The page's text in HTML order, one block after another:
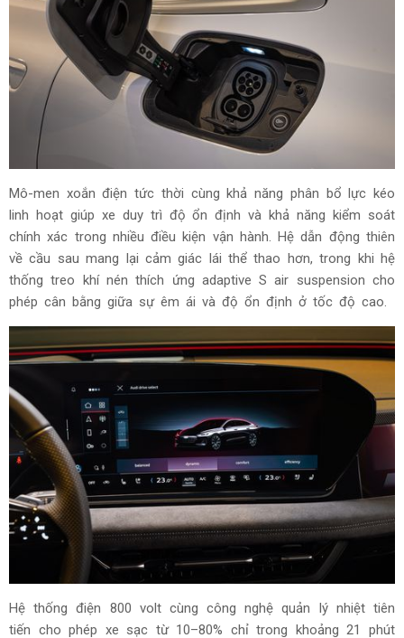
Hệ thống sản sinh công suất 370 kW và có thể tăng lên
405 kW khi kích hoạt Launch Control, cho phép xe tăng tốc
từ 0-100 km/h trong khoảng 3,9 giây trước khi đạt tốc độ
tối đa 240 km/h.
Mô-men xoắn điện tức thời cùng khả năng phân bổ lực kéo
linh hoạt giúp xe duy trì độ ổn định và khả năng kiểm soát
chính xác trong nhiều điều kiện vận hành. Hệ dẫn động thiên
về cầu sau mang lại cảm giác lái thể thao hơn, trong khi hệ
thống treo khí nén thích ứng adaptive S air suspension cho
phép cân bằng giữa sự êm ái và độ ổn định ở tốc độ cao.